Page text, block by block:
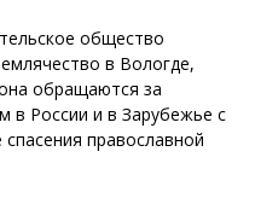
общество
в Вологде,
обращаются за
России и в Зарубежье с
православной